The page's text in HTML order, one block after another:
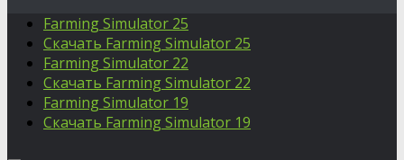
Farming Simulator 25
Скачать Farming Simulator 25
Farming Simulator 22
Скачать Farming Simulator 22
Farming Simulator 19
Скачать Farming Simulator 19